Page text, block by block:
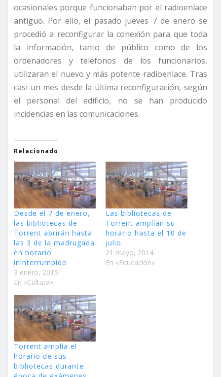
ocasionales porque funcionaban por el radioenlace
antiguo. Por ello, el pasado jueves 7 de enero se
procedió a reconfigurar la conexión para que toda
la información, tanto de público como de los
ordenadores y teléfonos de los funcionarios,
utilizaran el nuevo y más potente radioenlace. Tras
casi un mes desde la última reconfiguración, según
el personal del edificio, no se han producido
incidencias en las comunicaciones.
Relacionado
Desde el 7 de enero,
las bibliotecas de
Torrent abrirán hasta
las 3 de la madrugada
en horario
ininterrumpido
3 enero, 2015
En «Cultura»
Las bibliotecas de
Torrent amplían su
horario hasta el 10 de
julio
21 mayo, 2014
En «Educación»
Torrent amplía el
horario de sus
bibliotecas durante